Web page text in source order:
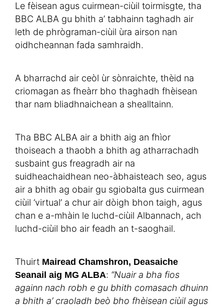
Le fèisean agus cuirmean-ciùil toirmisgte, tha
BBC ALBA gu bhith a’ tabhainn taghadh air
leth de phrògraman-ciùil ùra airson nan
oidhcheannan fada samhraidh.
A bharrachd air ceòl ùr sònraichte, thèid na
criomagan as fheàrr bho thaghadh fhèisean
thar nam bliadhnaichean a shealltainn.
Tha BBC ALBA air a bhith aig an fhìor
thoiseach a thaobh a bhith ag atharrachadh
susbaint gus freagradh air na
suidheachaidhean neo-àbhaisteach seo, agus
air a bhith ag obair gu sgiobalta gus cuirmean
ciùil ‘virtual’ a chur air dòigh bhon taigh, agus
chan e a-mhàin le luchd-ciùil Albannach, ach
luchd-ciùil bho air feadh an t-saoghail.
Thuirt Mairead Chamshron, Deasaiche
Seanail aig MG ALBA: “Nuair a bha fios
againn nach robh e gu bhith comasach dhuinn
a bhith a’ craoladh beò bho fhèisean ciùil agus